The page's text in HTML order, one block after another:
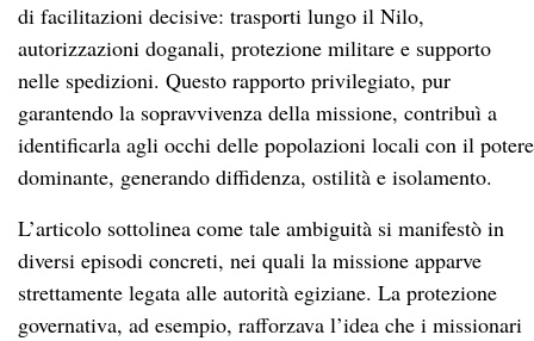
di facilitazioni decisive: trasporti lungo il Nilo,
autorizzazioni doganali, protezione militare e supporto
nelle spedizioni. Questo rapporto privilegiato, pur
garantendo la sopravvivenza della missione, contribuì a
identificarla agli occhi delle popolazioni locali con il potere
dominante, generando diffidenza, ostilità e isolamento.
L’articolo sottolinea come tale ambiguità si manifestò in
diversi episodi concreti, nei quali la missione apparve
strettamente legata alle autorità egiziane. La protezione
governativa, ad esempio, rafforzava l’idea che i missionari